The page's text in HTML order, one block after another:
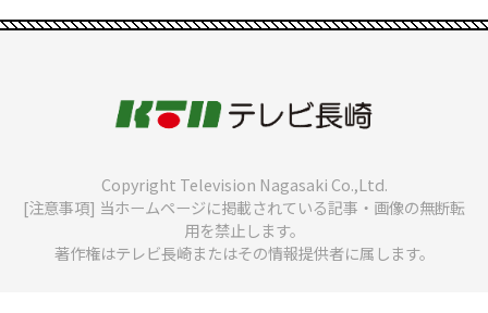
Copyright Television Nagasaki Co.,Ltd.
[注意事項] 当ホームページに掲載されている記事・画像の無断転
用を禁止します。
著作権はテレビ長崎またはその情報提供者に属します。